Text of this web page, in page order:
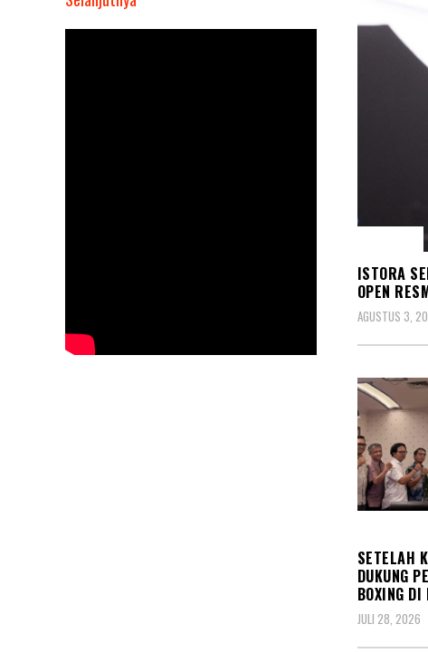
ISTORA
OPEN
AGUSTUS 3,
SETELAH
DUKUNG
BOXING DI
JULI 28, 2026